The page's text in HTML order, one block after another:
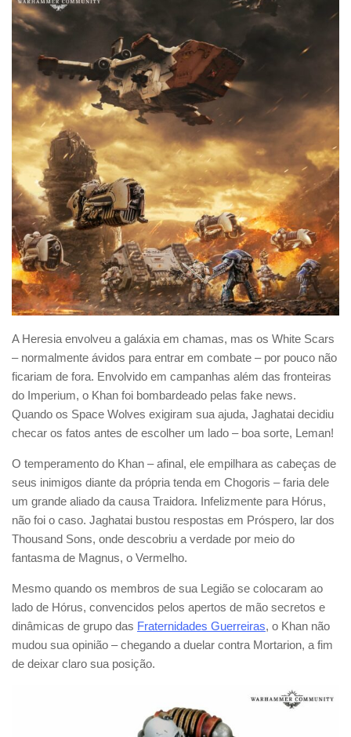
A Heresia envolveu a galáxia em chamas, mas os White Scars
– normalmente ávidos para entrar em combate – por pouco não
ficariam de fora. Envolvido em campanhas além das fronteiras
do Imperium, o Khan foi bombardeado pelas fake news.
Quando os Space Wolves exigiram sua ajuda, Jaghatai decidiu
checar os fatos antes de escolher um lado – boa sorte, Leman!
O temperamento do Khan – afinal, ele empilhara as cabeças de
seus inimigos diante da própria tenda em Chogoris – faria dele
um grande aliado da causa Traidora. Infelizmente para Hórus,
não foi o caso. Jaghatai bustou respostas em Próspero, lar dos
Thousand Sons, onde descobriu a verdade por meio do
fantasma de Magnus, o Vermelho.
Mesmo quando os membros de sua Legião se colocaram ao
lado de Hórus, convencidos pelos apertos de mão secretos e
dinâmicas de grupo das Fraternidades Guerreiras, o Khan não
mudou sua opinião – chegando a duelar contra Mortarion, a fim
de deixar claro sua posição.